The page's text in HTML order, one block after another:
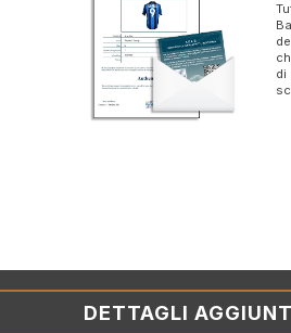
di
DETTAGLI